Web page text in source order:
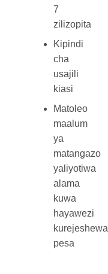
7
zilizopita
Kipindi
cha
usajili
kiasi
Matoleo
maalum
ya
matangazo
yaliyotiwa
alama
kuwa
hayawezi
kurejeshewa
pesa